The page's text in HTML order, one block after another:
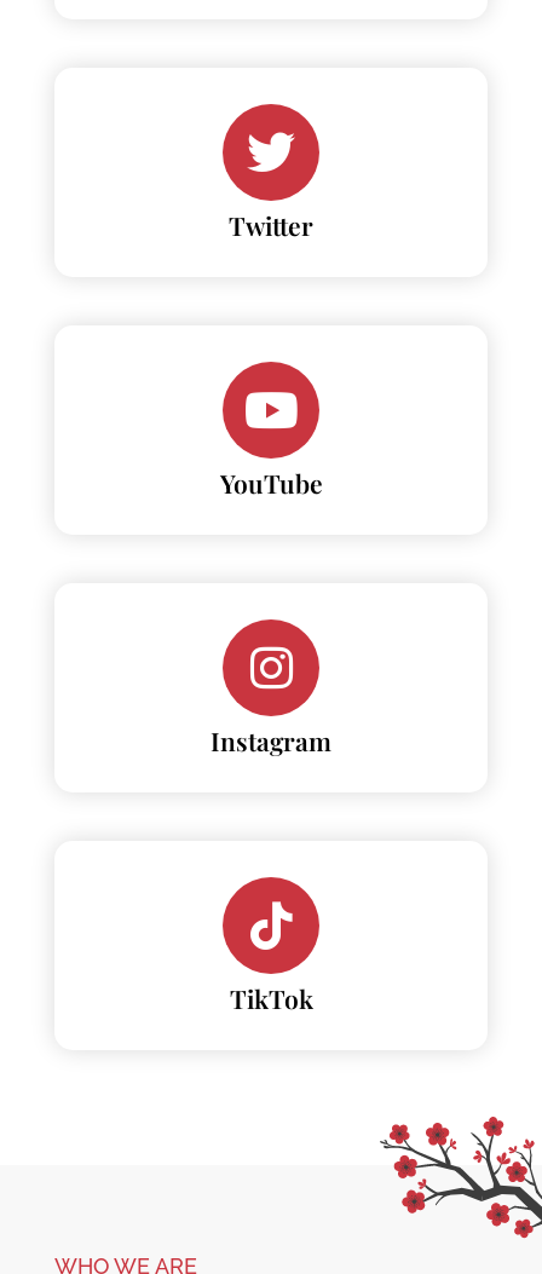
Twitter
YouTube
Instagram
TikTok
WHO WE ARE